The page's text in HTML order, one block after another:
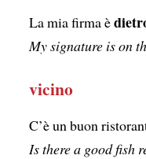
La mia firma è
My signature is on
vicino
C’è un buon
Is there a good fish